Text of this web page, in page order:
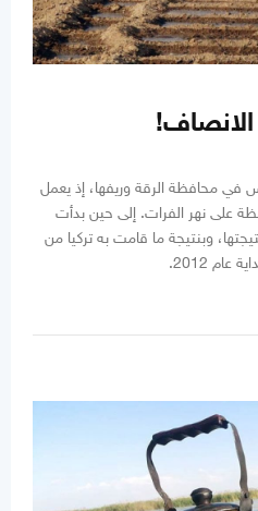
الانصاف!
في محافظة الرقة وريفها، إذ يعمل
المحافظة على نهر الفرات. إلى حين بدأت
وبنتيجة ما قامت به تركيا من
2012.